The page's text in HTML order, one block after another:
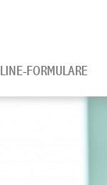
FORMULARE